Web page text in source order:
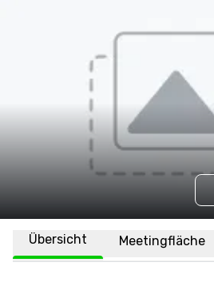
Übersicht Meetingfläche